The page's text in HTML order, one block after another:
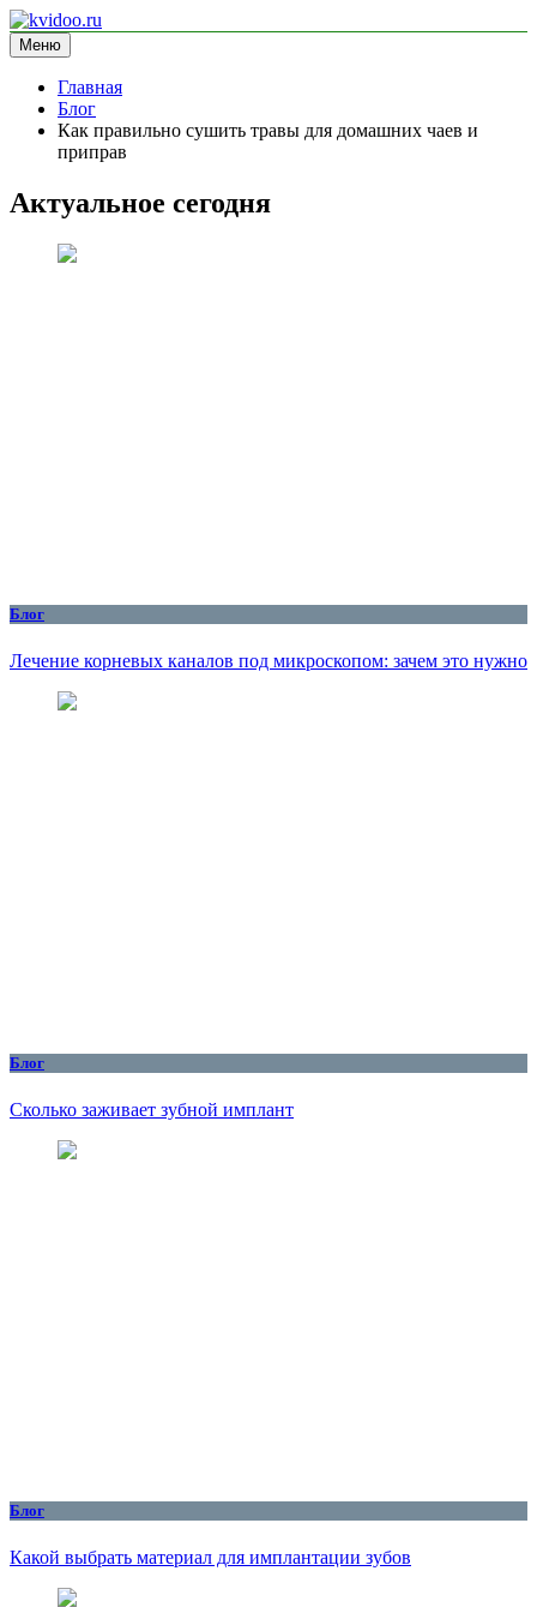
Перейти
к
содержимому
kvidoo.ru
блог про здоровье
Меню
Главная
Блог
Как правильно сушить травы для домашних чаев и
приправ
Актуальное сегодня
Блог
Лечение корневых каналов под микроскопом: зачем это нужно
Блог
Сколько заживает зубной имплант
Блог
Какой выбрать материал для имплантации зубов